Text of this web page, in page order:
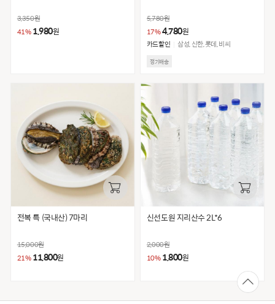
3,350원
41% 1,980원
5,780원
17%4,780원
카드할인 삼성, 신한, 롯데, 비씨
정기배송
전복 특 (국내산) 7마리
15,000원
21% 11,800원
신선도원 지리산수 2L*6
2,000원
10% 1,800원